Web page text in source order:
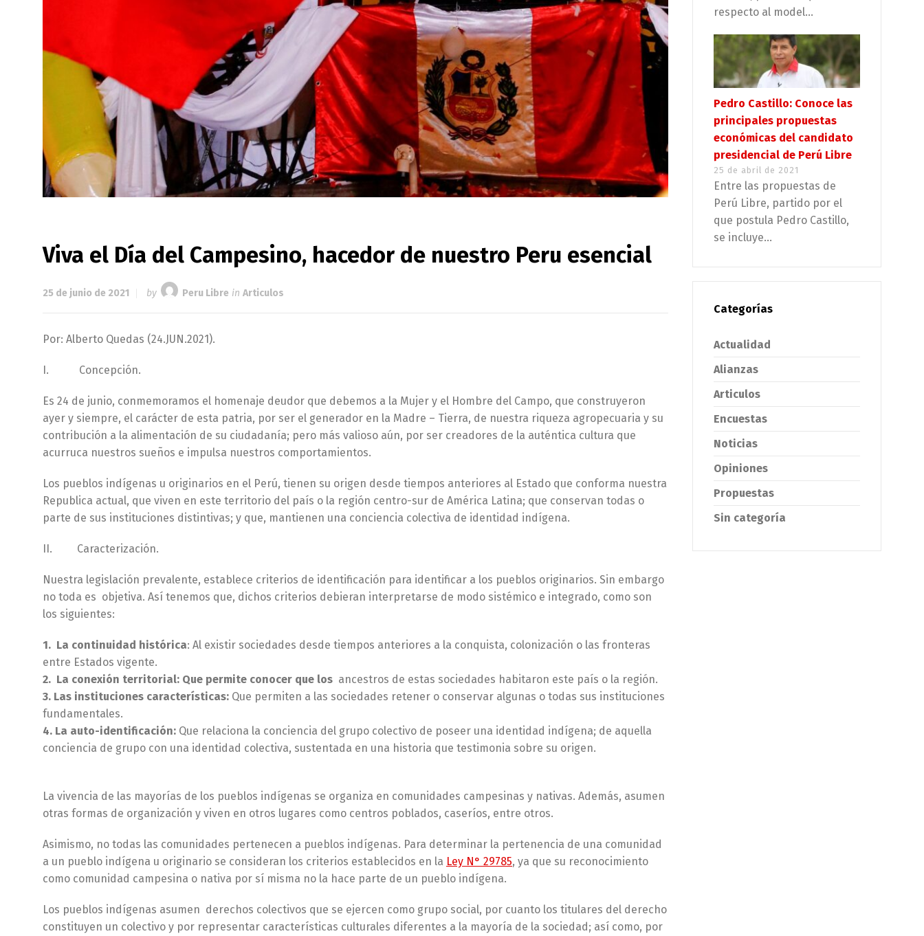
Viva el Día del Campesino, hacedor de nuestro Peru esencial
25 de junio de 2021 by Peru Libre in Articulos
Por: Alberto Quedas (24.JUN.2021).
I. Concepción.
Es 24 de junio, conmemoramos el homenaje deudor que debemos a la Mujer y el Hombre del Campo, que construyeron
ayer y siempre, el carácter de esta patria, por ser el generador en la Madre – Tierra, de nuestra riqueza agropecuaria y su
contribución a la alimentación de su ciudadanía; pero más valioso aún, por ser creadores de la auténtica cultura que
acurruca nuestros sueños e impulsa nuestros comportamientos.
Los pueblos indígenas u originarios en el Perú, tienen su origen desde tiempos anteriores al Estado que conforma nuestra
Republica actual, que viven en este territorio del país o la región centro-sur de América Latina; que conservan todas o
parte de sus instituciones distintivas; y que, mantienen una conciencia colectiva de identidad indígena.
II. Caracterización.
Nuestra legislación prevalente, establece criterios de identificación para identificar a los pueblos originarios. Sin embargo
no toda es objetiva. Así tenemos que, dichos criterios debieran interpretarse de modo sistémico e integrado, como son
los siguientes:
1. La continuidad histórica: Al existir sociedades desde tiempos anteriores a la conquista, colonización o las fronteras
entre Estados vigente.
2. La conexión territorial: Que permite conocer que los ancestros de estas sociedades habitaron este país o la región.
3. Las instituciones características: Que permiten a las sociedades retener o conservar algunas o todas sus instituciones
fundamentales.
4. La auto-identificación: Que relaciona la conciencia del grupo colectivo de poseer una identidad indígena; de aquella
conciencia de grupo con una identidad colectiva, sustentada en una historia que testimonia sobre su origen.
La vivencia de las mayorías de los pueblos indígenas se organiza en comunidades campesinas y nativas. Además, asumen
otras formas de organización y viven en otros lugares como centros poblados, caseríos, entre otros.
Asimismo, no todas las comunidades pertenecen a pueblos indígenas. Para determinar la pertenencia de una comunidad
a un pueblo indígena u originario se consideran los criterios establecidos en la Ley N° 29785, ya que su reconocimiento
como comunidad campesina o nativa por sí misma no la hace parte de un pueblo indígena.
Los pueblos indígenas asumen derechos colectivos que se ejercen como grupo social, por cuanto los titulares del derecho
constituyen un colectivo y por representar características culturales diferentes a la mayoría de la sociedad; así como, por
respecto al model...
Pedro Castillo: Conoce las
principales propuestas
económicas del candidato
presidencial de Perú Libre
25 de abril de 2021
Entre las propuestas de
Perú Libre, partido por el
que postula Pedro Castillo,
se incluye...
Categorías
Actualidad
Alianzas
Articulos
Encuestas
Noticias
Opiniones
Propuestas
Sin categoría